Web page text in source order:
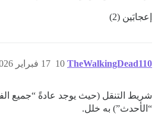
إعجابَين (2)
TheWalkingDead110 17 فبراير 2026، 6:59م 10
شريط التنقل (حيث يوجد عادةً “جميع
“الأحدث”) به خلل.